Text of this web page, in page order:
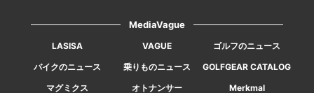
MediaVague
LASISA VAGUE
ゴルフのニュース
バイクのニュース
乗りものニュース
GOLFGEAR CATALOG
マグミクス
オトナンサー Merkmal